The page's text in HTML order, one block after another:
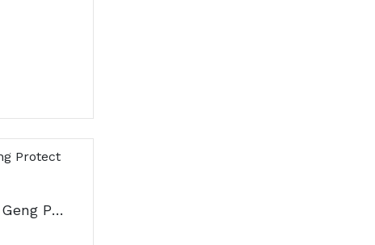
Bexident Aftas Gel Geng Protect 5ml